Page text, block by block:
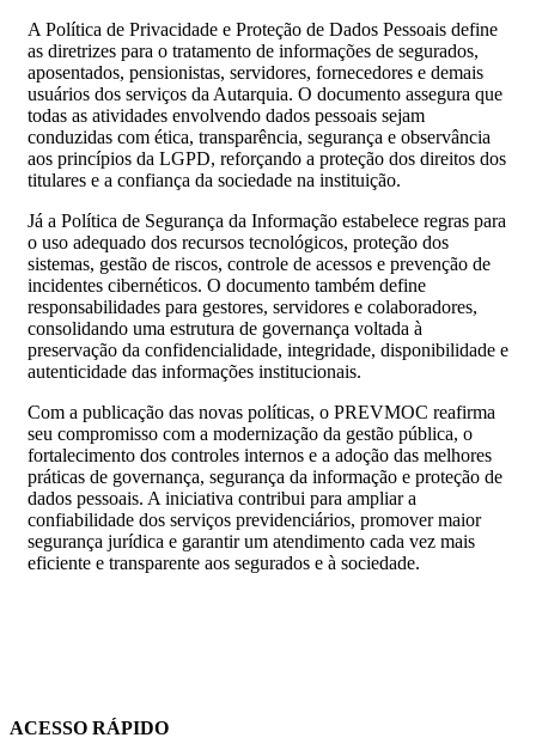
A Política de Privacidade e Proteção de Dados Pessoais define
as diretrizes para o tratamento de informações de segurados,
aposentados, pensionistas, servidores, fornecedores e demais
usuários dos serviços da Autarquia. O documento assegura que
todas as atividades envolvendo dados pessoais sejam
conduzidas com ética, transparência, segurança e observância
aos princípios da LGPD, reforçando a proteção dos direitos dos
titulares e a confiança da sociedade na instituição.
Já a Política de Segurança da Informação estabelece regras para
o uso adequado dos recursos tecnológicos, proteção dos
sistemas, gestão de riscos, controle de acessos e prevenção de
incidentes cibernéticos. O documento também define
responsabilidades para gestores, servidores e colaboradores,
consolidando uma estrutura de governança voltada à
preservação da confidencialidade, integridade, disponibilidade e
autenticidade das informações institucionais.
Com a publicação das novas políticas, o PREVMOC reafirma
seu compromisso com a modernização da gestão pública, o
fortalecimento dos controles internos e a adoção das melhores
práticas de governança, segurança da informação e proteção de
dados pessoais. A iniciativa contribui para ampliar a
confiabilidade dos serviços previdenciários, promover maior
segurança jurídica e garantir um atendimento cada vez mais
eficiente e transparente aos segurados e à sociedade.
ACESSO RÁPIDO